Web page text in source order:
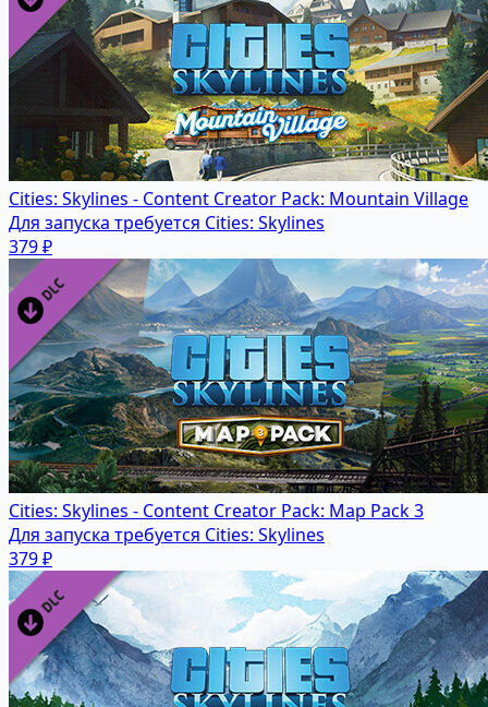
Cities: Skylines - Content Creator Pack: Mountain Village
Для запуска требуется Cities: Skylines
379 ₽
Cities: Skylines - Content Creator Pack: Map Pack 3
Для запуска требуется Cities: Skylines
379 ₽